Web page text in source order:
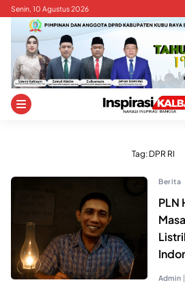
Skip
content
Senin, 10 Agustus 2026
Tag: DPR RI
Berita
PLN
Admin |